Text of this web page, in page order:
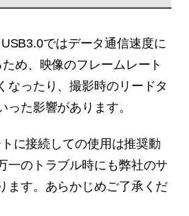
ではデータ通信速度に
め、映像のフレームレート
なったり、撮影時のリードタ
った影響があります。
に接続しての使用は推奨動
一のトラブル時にも弊社のサ
ます。あらかじめご了承くだ